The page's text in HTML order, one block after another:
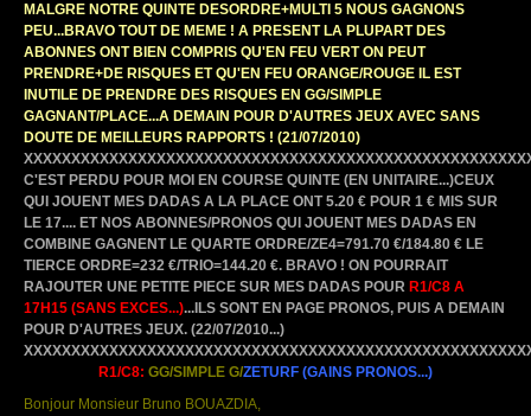
MALGRE NOTRE QUINTE DESORDRE+MULTI 5 NOUS GAGNONS
PEU...BRAVO TOUT DE MEME ! A PRESENT LA PLUPART DES
ABONNES ONT BIEN COMPRIS QU'EN FEU VERT ON PEUT
PRENDRE+DE RISQUES ET QU'EN FEU ORANGE/ROUGE IL EST
INUTILE DE PRENDRE DES RISQUES EN GG/SIMPLE
GAGNANT/PLACE...A DEMAIN POUR D'AUTRES JEUX AVEC SANS
DOUTE DE MEILLEURS RAPPORTS ! (21/07/2010)
C'EST PERDU POUR MOI EN COURSE QUINTE (EN UNITAIRE...)CEUX
QUI JOUENT MES DADAS A LA PLACE ONT 5.20 € POUR 1 € MIS SUR
LE 17.... ET NOS ABONNES/PRONOS QUI JOUENT MES DADAS EN
COMBINE GAGNENT LE QUARTE ORDRE/ZE4=791.70 €/184.80 € LE
TIERCE ORDRE=232 €/TRIO=144.20 €. BRAVO ! ON POURRAIT
RAJOUTER UNE PETITE PIECE SUR MES DADAS POUR R1/C8 A
17H15 (SANS EXCES...)...ILS SONT EN PAGE PRONOS, PUIS A DEMAIN
POUR D'AUTRES JEUX. (22/07/2010...)
R1/C8: GG/SIMPLE G/ZETURF (GAINS PRONOS...)
Bonjour Monsieur Bruno BOUAZDIA,